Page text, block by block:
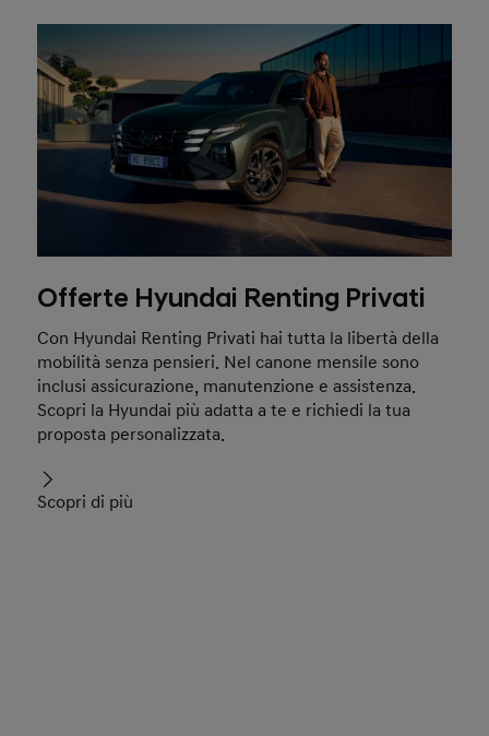
Offerte Hyundai Renting Privati
Con Hyundai Renting Privati hai tutta la libertà della
mobilità senza pensieri. Nel canone mensile sono
inclusi assicurazione, manutenzione e assistenza.
Scopri la Hyundai più adatta a te e richiedi la tua
proposta personalizzata.
Scopri di più